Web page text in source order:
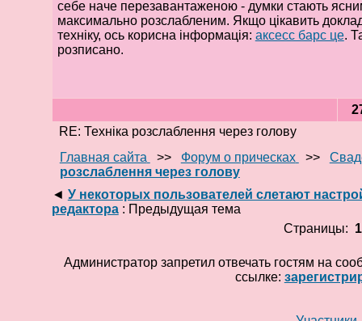
себе наче перезавантаженою - думки стають
максимально розслабленим. Якщо цікавить
техніку, ось корисна інформація: аксесс барс це.
розписано.
RE: Техніка розслаблення через голову
Главная сайта
>> Форум о прическах >>
розслаблення через голову
◄ У некоторых пользователей слетают
редактора: Предыдущая тема
Страницы: 1
Администратор запретил отвечать гостям на
ссылке: